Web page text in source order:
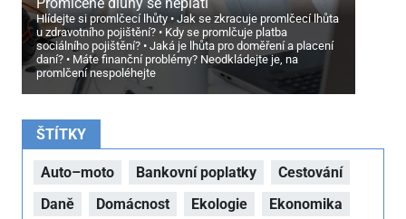
Hlídejte si promlčecí lhůty
Jak se zkracuje promlčecí lhůta
u zdravotního pojištění?
Kdy se promlčuje platba
sociálního pojištění?
Jaká je lhůta pro doměření a placení
daní?
Máte finanční problémy? Neodkládejte je, na
promlčení nespoléhejte
ŠTÍTKY
Auto–moto Bankovní poplatky
Cestování
Daně
Domácnost Ekologie
Ekonomika